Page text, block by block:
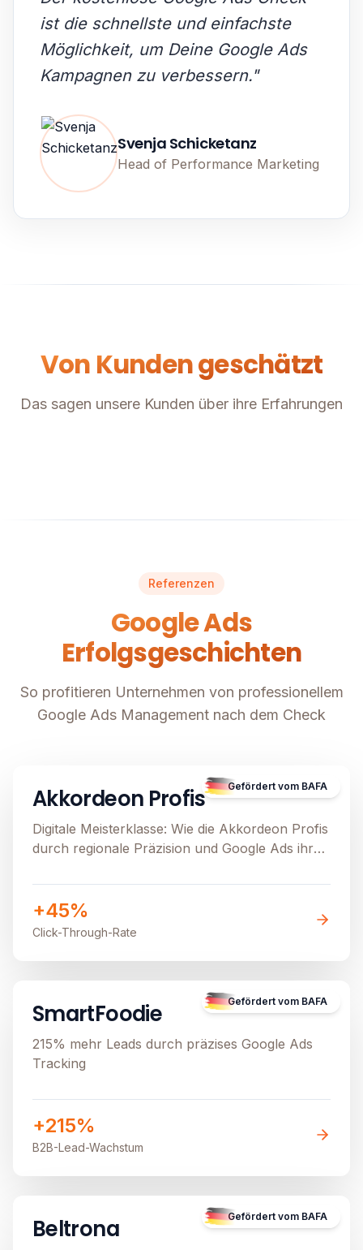
ist die schnellste und einfachste
Möglichkeit, um Deine Google Ads
Kampagnen zu verbessern."
Svenja Schicketanz
Head of Performance Marketing
Von Kunden geschätzt
Das sagen unsere Kunden über ihre Erfahrungen
Referenzen
Google Ads
Erfolgsgeschichten
So profitieren Unternehmen von professionellem
Google Ads Management nach dem Check
Gefördert vom BAFA
Akkordeon Profis
Digitale Meisterklasse: Wie die Akkordeon Profis
durch regionale Präzision und Google Ads ihren
+45%
Click-Through-Rate
Image unavailable
Gefördert vom BAFA
SmartFoodie
215% mehr Leads durch präzises Google Ads
Tracking
+215%
B2B-Lead-Wachstum
Image unavailable
Gefördert vom BAFA
Beltrona